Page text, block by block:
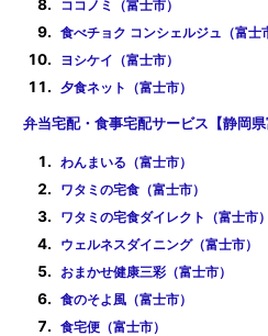
ココノミ（富士市）
食べチョク コンシェルジュ（富士
ヨシケイ（富士市）
夕食ネット（富士市）
弁当宅配・食事宅配サービス【静岡県
わんまいる（富士市）
ワタミの宅食（富士市）
ワタミの宅食ダイレクト（富士市）
ウェルネスダイニング（富士市）
おまかせ健康三彩（富士市）
食のそよ風（富士市）
食宅便（富士市）